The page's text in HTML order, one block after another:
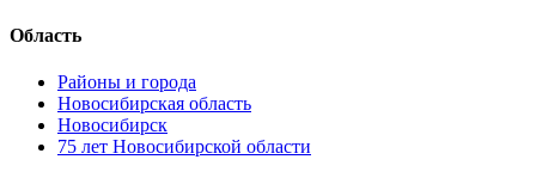
Область
Районы и города
Новосибирская область
Новосибирск
75 лет Новосибирской области